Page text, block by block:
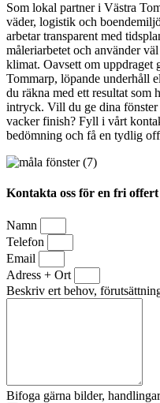
Som lokal partner i Västra
väder, logistik och
arbetar transparent med
måleriarbetet och använder
klimat. Oavsett om uppdraget
Tommarp, löpande underhåll
du räkna med ett resultat som
intryck. Vill du ge dina
vacker finish? Fyll i vårt
bedömning och få en tydlig
Kontakta oss för en fri offert
Namn
Telefon
Email
Adress + Ort
Beskriv ert behov,
Bifoga gärna bilder,